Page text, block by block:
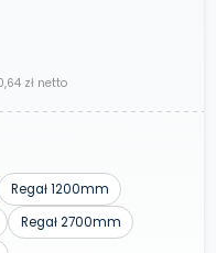
zł netto
Regał 1200mm
Regał 2700mm